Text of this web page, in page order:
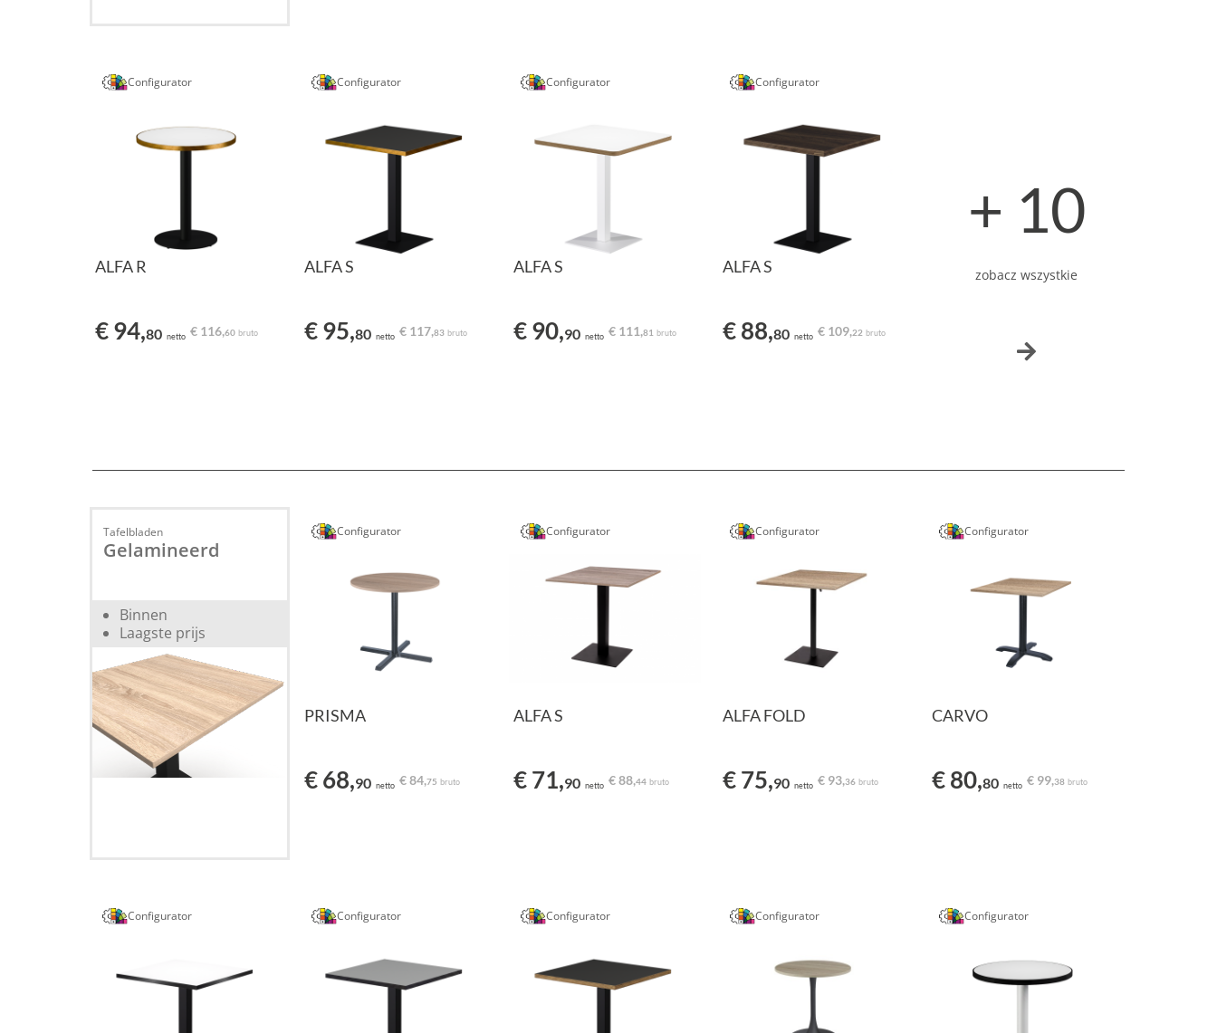
Configurator
ALFA R
€ 94,80 netto € 116,60 bruto
Configurator
ALFA S
€ 95,80 netto € 117,83 bruto
Configurator
ALFA S
€ 90,90 netto € 111,81 bruto
Configurator
ALFA S
€ 88,80 netto € 109,22 bruto
+ 10
zobacz wszystkie
Tafelbladen
Gelamineerd
Binnen
Laagste prijs
Configurator
PRISMA
€ 68,90 netto € 84,75 bruto
Configurator
ALFA S
€ 71,90 netto € 88,44 bruto
Configurator
ALFA FOLD
€ 75,90 netto € 93,36 bruto
Configurator
CARVO
€ 80,80 netto € 99,38 bruto
Configurator Configurator Configurator Configurator Configurator